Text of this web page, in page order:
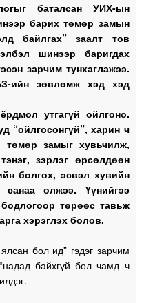
баталсан УИХ-ын
барих төмөр замын
байлгах” заалт тов
шинээр баригдах
зарчим тунхаглажээ.
ийн зөвлөмж хэд хэд
утгагүй ойлгоно.
“ойлгосонгүй”, харин ч
төмөр замыг хувьчилж,
зэрлэг өрсөлдөөн
болгох, эсвэл хувийн
олжээ. Үүнийгээ
төрөөс тавьж
хэрэглэх болов.
бол ид” гэдэг зарчим
байхгүй бол чамд ч